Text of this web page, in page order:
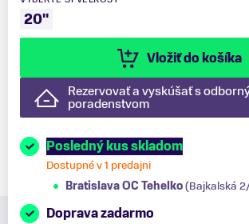
20"
Vložiť do košíka
Rezervovať a vyskúšať s
poradenstvom
Posledný kus skladom
Dostupné v 1 predajni
Bratislava OC Tehelko(Bajkalská
Doprava zadarmo